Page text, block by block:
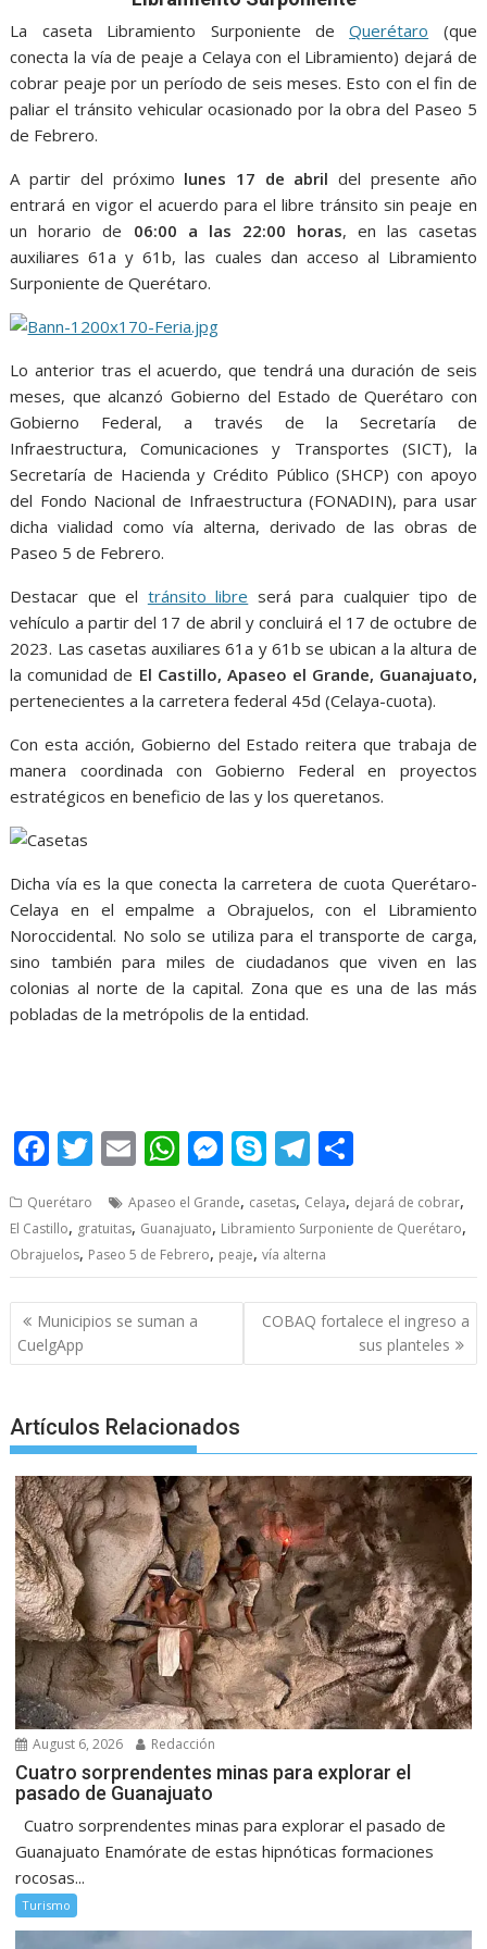
o
k
p
p
g
er
m
La caseta Libramiento Surponiente deQuerétaro (que
conecta la vía de peaje a Celaya con el Libramiento) dejará de
cobrar peaje por un período de seis meses. Esto con el fin de
paliar el tránsito vehicular ocasionado por la obra del Paseo 5
de Febrero.
A partir del próximo lunes 17 de abril del presente año
entrará en vigor el acuerdo para el libre tránsito sin peaje en
un horario de 06:00 a las 22:00 horas, en las casetas
auxiliares 61a y 61b, las cuales dan acceso al Libramiento
Surponiente de Querétaro.
Lo anterior tras el acuerdo, que tendrá una duración de seis
meses, que alcanzó Gobierno del Estado de Querétaro con
Gobierno Federal, a través de la Secretaría de
Infraestructura, Comunicaciones y Transportes (SICT), la
Secretaría de Hacienda y Crédito Público (SHCP) con apoyo
del Fondo Nacional de Infraestructura (FONADIN), para usar
dicha vialidad como vía alterna, derivado de las obras de
Paseo 5 de Febrero.
Destacar que el tránsito libre será para cualquier tipo de
vehículo a partir del 17 de abril y concluirá el 17 de octubre de
2023. Las casetas auxiliares 61a y 61b se ubican a la altura de
la comunidad de El Castillo, Apaseo el Grande, Guanajuato,
pertenecientes a la carretera federal 45d (Celaya-cuota).
Con esta acción, Gobierno del Estado reitera que trabaja de
manera coordinada con Gobierno Federal en proyectos
estratégicos en beneficio de las y los queretanos.
Dicha vía es la que conecta la carretera de cuota Querétaro-
Celaya en el empalme a Obrajuelos, con el Libramiento
Noroccidental. No solo se utiliza para el transporte de carga,
sino también para miles de ciudadanos que viven en las
colonias al norte de la capital. Zona que es una de las más
pobladas de la metrópolis de la entidad.
F
e
b
o
o
k
T
itt
er
E
ai
l
W
at
s
A
p
p
M
ss
e
n
er
S
y
p
e
T
e
gr
a
m
ar
Querétaro Apaseo el Grande, casetas, Celaya, dejará de cobrar,
El Castillo, gratuitas, Guanajuato, Libramiento Surponiente de Querétaro,
Obrajuelos, Paseo 5 de Febrero, peaje,vía alterna
Post
navigation
Municipios se suman a
CuelgApp
COBAQ fortalece el ingreso a
sus planteles
Artículos Relacionados
August 6, 2026 Redacción
Cuatro sorprendentes minas para explorar el
pasado de Guanajuato
Cuatro sorprendentes minas para explorar el pasado de
Guanajuato Enamórate de estas hipnóticas formaciones
rocosas...
Turismo